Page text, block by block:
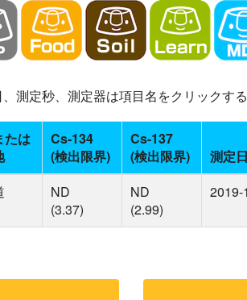
測定秒、測定器は項目名をクリックす
たは
Cs-134
(検出限界)
Cs-137
(検出限界)
測定日
ND
(3.37)
ND
(2.99)
2019-